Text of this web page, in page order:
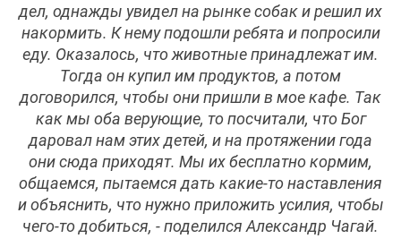
дел, однажды увидел на рынке собак и решил их
накормить. К нему подошли ребята и попросили
еду. Оказалось, что животные принадлежат им.
Тогда он купил им продуктов, а потом
договорился, чтобы они пришли в мое кафе. Так
как мы оба верующие, то посчитали, что Бог
даровал нам этих детей, и на протяжении года
они сюда приходят. Мы их бесплатно кормим,
общаемся, пытаемся дать какие-то наставления
и объяснить, что нужно приложить усилия, чтобы
чего-то добиться, - поделился Александр Чагай.